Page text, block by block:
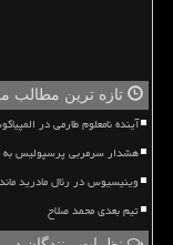
تازه ترین مطالب
آینده نامعلوم طارمی در
هشدار سرمربی پرسپولیس
وینیسیوس در رئال مادرید
تیم بعدی محمد صلاح